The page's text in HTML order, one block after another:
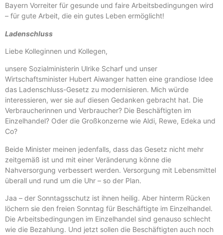
Bayern Vorreiter für gesunde und faire Arbeitsbedingungen wird
– für gute Arbeit, die ein gutes Leben ermöglicht!
Ladenschluss
Liebe Kolleginnen und Kollegen,
unsere Sozialministerin Ulrike Scharf und unser
Wirtschaftsminister Hubert Aiwanger hatten eine grandiose Idee
das Ladenschluss-Gesetz zu modernisieren. Mich würde
interessieren, wer sie auf diesen Gedanken gebracht hat. Die
Verbraucherinnen und Verbraucher? Die Beschäftigten im
Einzelhandel? Oder die Großkonzerne wie Aldi, Rewe, Edeka und
Co?
Beide Minister meinen jedenfalls, dass das Gesetz nicht mehr
zeitgemäß ist und mit einer Veränderung könne die
Nahversorgung verbessert werden. Versorgung mit Lebensmittel
überall und rund um die Uhr – so der Plan.
Jaa – der Sonntagsschutz ist ihnen heilig. Aber hinterm Rücken
löchern sie den freien Sonntag für Beschäftigte im Einzelhandel.
Die Arbeitsbedingungen im Einzelhandel sind genauso schlecht
wie die Bezahlung. Und jetzt sollen die Beschäftigten auch noch